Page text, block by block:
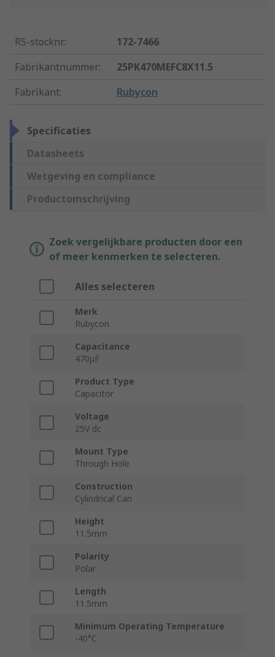
RS-stocknr.:
172-7466
Fabrikantnummer:
25PK470MEFC8X11.5
Fabrikant: Rubycon
Specificaties
Datasheets
Wetgeving en compliance
Productomschrijving
Zoek vergelijkbare producten door een
of meer kenmerken te selecteren.
Alles selecteren
Merk
Rubycon
Capacitance
470μF
Product Type
Capacitor
Voltage
25V dc
Mount Type
Through Hole
Construction
Cylindrical Can
Height
11.5mm
Polarity
Polar
Length
11.5mm
Minimum Operating Temperature
-40°C